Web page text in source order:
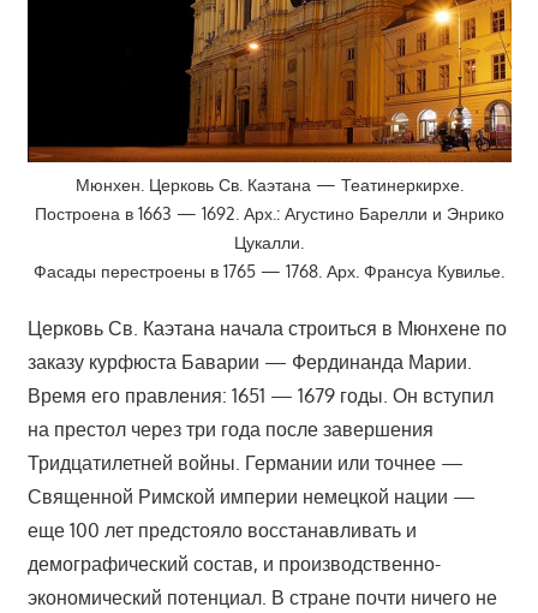
Мюнхен. Церковь Св. Каэтана — Театинеркирхе.
Построена в 1663 — 1692. Арх.: Агустино Барелли и Энрико
Цукалли.
Фасады перестроены в 1765 — 1768. Арх. Франсуа Кувилье.
Церковь Св. Каэтана начала строиться в Мюнхене по
заказу курфюста Баварии — Фердинанда Марии.
Время его правления: 1651 — 1679 годы. Он вступил
на престол через три года после завершения
Тридцатилетней войны. Германии или точнее —
Священной Римской империи немецкой нации —
еще 100 лет предстояло восстанавливать и
демографический состав, и производственно-
экономический потенциал. В стране почти ничего не